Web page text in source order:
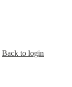
Back to login